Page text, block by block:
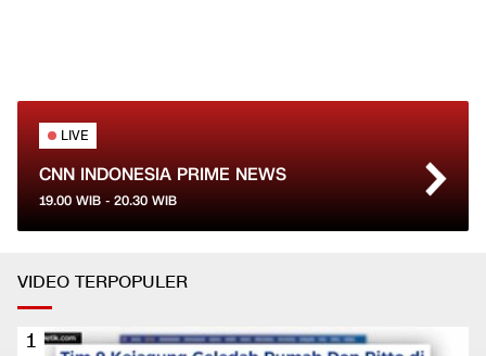
LIVE
CNN INDONESIA PRIME NEWS
19.00 WIB - 20.30 WIB
VIDEO TERPOPULER
1